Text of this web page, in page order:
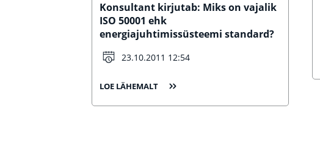
Konsultant kirjutab: Miks on vajalik
ISO 50001 ehk
energiajuhtimissüsteemi standard?
23.10.2011 12:54
LOE LÄHEMALT